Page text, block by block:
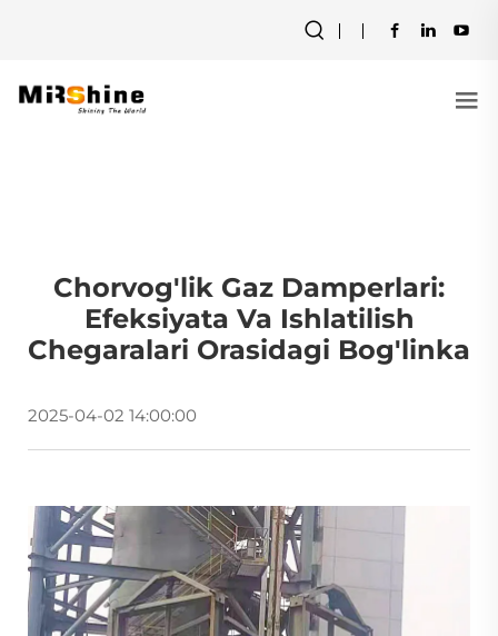
Chorvog'lik Gaz Damperlari:
Efeksiyata Va Ishlatilish
Chegaralari Orasidagi Bog'linka
2025-04-02 14:00:00